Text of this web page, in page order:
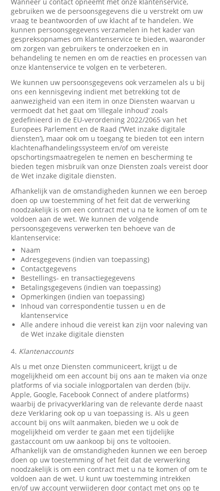
gebruiken we de persoonsgegevens die u verstrekt om uw
vraag te beantwoorden of uw klacht af te handelen. We
kunnen persoonsgegevens verzamelen in het kader van
gespreksopnames om klantenservice te bieden, waaronder
om zorgen van gebruikers te onderzoeken en in
behandeling te nemen en om de reacties en processen van
onze klantenservice te volgen en te verbeteren.
We kunnen uw persoonsgegevens ook verzamelen als u bij
ons een kennisgeving indient met betrekking tot de
aanwezigheid van een item in onze Diensten waarvan u
vermoedt dat het gaat om ‘illegale inhoud’ zoals
gedefinieerd in de EU-verordening 2022/2065 van het
Europees Parlement en de Raad (‘’Wet inzake digitale
diensten’), maar ook om u toegang te bieden tot een intern
klachtenafhandelingssysteem en/of om vereiste
opschortingsmaatregelen te nemen en bescherming te
bieden tegen misbruik van onze Diensten zoals vereist door
de Wet inzake digitale diensten.
Afhankelijk van de omstandigheden kunnen we een beroep
doen op uw toestemming of het feit dat de verwerking
noodzakelijk is om een contract met u na te komen of om te
voldoen aan de wet. We kunnen de volgende
persoonsgegevens verwerken ten behoeve van de
klantenservice:
Naam
Adresgegevens (indien van toepassing)
Contactgegevens
Bestellings- en transactiegegevens
Betalingsgegevens (indien van toepassing)
Opmerkingen (indien van toepassing)
Inhoud van correspondentie tussen u en de
klantenservice
Alle andere inhoud die vereist kan zijn voor naleving van
de Wet inzake digitale diensten
4. Klantenaccounts
Als u met onze Diensten communiceert, krijgt u de
mogelijkheid om een account bij ons aan te maken via onze
platforms of via sociale inlogportalen van derden (bijv.
Apple, Google, Facebook Connect of andere platforms)
waarbij de privacyverklaring van de relevante derde naast
deze Verklaring ook op u van toepassing is. Als u geen
account bij ons wilt aanmaken, bieden we u ook de
mogelijkheid om verder te gaan met een tijdelijke
gastaccount om uw aankoop bij ons te voltooien.
Afhankelijk van de omstandigheden kunnen we een beroep
doen op uw toestemming of het feit dat de verwerking
noodzakelijk is om een contract met u na te komen of om te
voldoen aan de wet. U kunt uw toestemming intrekken
en/of uw account verwijderen door contact met ons op te